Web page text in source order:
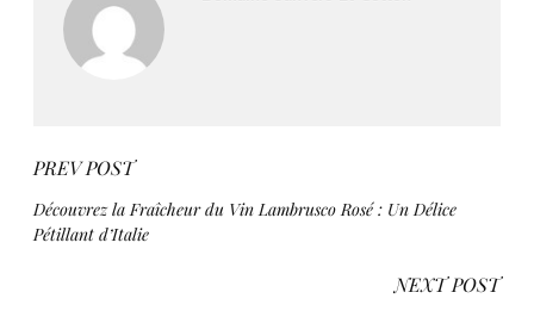
PREV POST
Découvrez la Fraîcheur du Vin Lambrusco Rosé : Un Délice
Pétillant d’Italie
NEXT POST